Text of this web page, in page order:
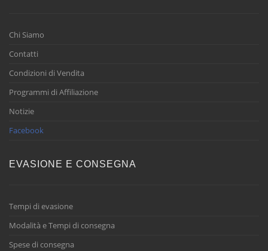
Chi Siamo
Contatti
Condizioni di Vendita
Programmi di Affiliazione
Notizie
Facebook
EVASIONE E CONSEGNA
Tempi di evasione
Modalità e Tempi di consegna
Spese di consegna